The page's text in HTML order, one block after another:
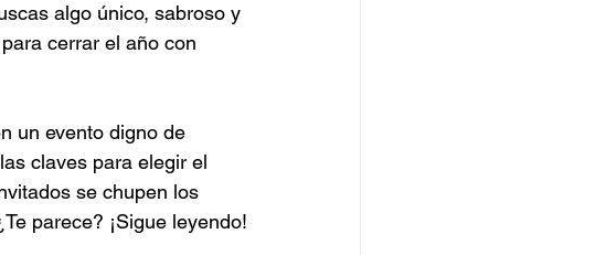
algo único, sabroso y
cerrar el año con
un evento digno de
claves para elegir el
se chupen los
parece? ¡Sigue leyendo!